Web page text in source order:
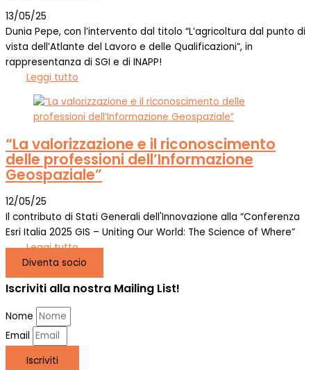
13/05/25
Dunia Pepe, con l’intervento dal titolo “L’agricoltura dal punto di
vista dell’Atlante del Lavoro e delle Qualificazioni”, in
rappresentanza di SGI e di INAPP!
Leggi tutto
“La valorizzazione e il riconoscimento
delle professioni dell’Informazione
Geospaziale”
12/05/25
Il contributo di Stati Generali dell'Innovazione alla “Conferenza
Esri Italia 2025 GIS – Uniting Our World: The Science of Where”
Leggi tutto
Diventa socio
Iscriviti alla nostra Mailing List!
Nome
Email
Iscriviti